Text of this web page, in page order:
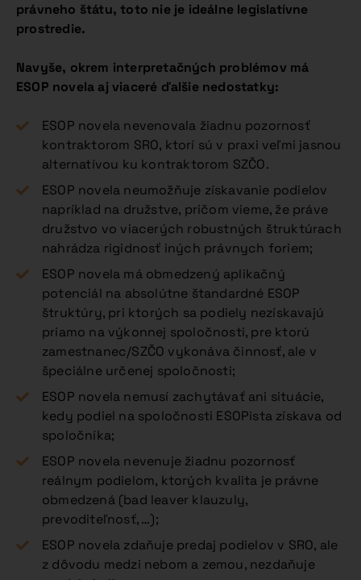
právneho štátu, toto nie je ideálne legislatívne
prostredie.
Navyše, okrem interpretačných problémov má
ESOP novela aj viaceré ďalšie nedostatky:
ESOP novela nevenovala žiadnu pozornosť
kontraktorom SRO, ktorí sú v praxi veľmi jasnou
alternatívou ku kontraktorom SZČO.
ESOP novela neumožňuje získavanie podielov
napríklad na družstve, pričom vieme, že práve
družstvo vo viacerých robustných štruktúrach
nahrádza rigidnosť iných právnych foriem;
ESOP novela má obmedzený aplikačný
potenciál na absolútne štandardné ESOP
štruktúry, pri ktorých sa podiely nezískavajú
priamo na výkonnej spoločnosti, pre ktorú
zamestnanec/SZČO vykonáva činnosť, ale v
špeciálne určenej spoločnosti;
ESOP novela nemusí zachytávať ani situácie,
kedy podiel na spoločnosti ESOPista získava od
spoločníka;
ESOP novela nevenuje žiadnu pozornosť
reálnym podielom, ktorých kvalita je právne
obmedzená (bad leaver klauzuly,
prevoditeľnosť, …);
ESOP novela zdaňuje predaj podielov v SRO, ale
z dôvodu medzi nebom a zemou, nezdaňuje